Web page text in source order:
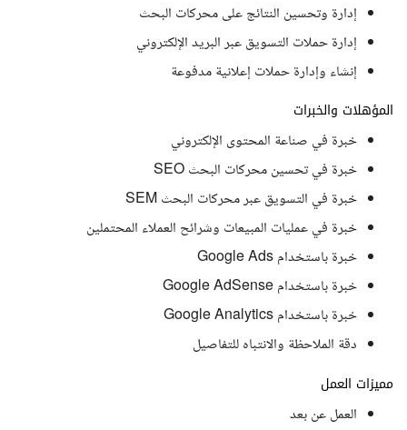
إدارة وتحسين النتائج على محركات البحث
إدارة حملات التسويق عبر البريد الإلكتروني
إنشاء وإدارة حملات إعلانية مدفوعة
المؤهلات والخبرات
خبرة في صناعة المحتوى الإلكتروني
خبرة في تحسين محركات البحث SEO
خبرة في التسويق عبر محركات البحث SEM
خبرة في عمليات المبيعات وشرائح العملاء المحتملين
خبرة باستخدام Google Ads
خبرة باستخدام Google AdSense
خبرة باستخدام Google Analytics
دقة الملاحظة والانتباه للتفاصيل
مميزات العمل
العمل عن بعد